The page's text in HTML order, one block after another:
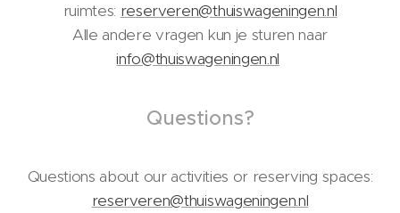
ruimtes: reserveren@thuiswageningen.nl
Alle andere vragen kun je sturen naar
info@thuiswageningen.nl
Questions?
Questions about our activities or reserving spaces:
reserveren@thuiswageningen.nl